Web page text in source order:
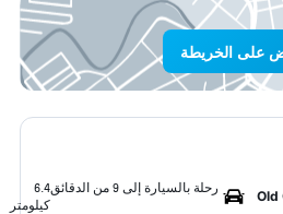
على الخريطة
Old
رحلة بالسيارة إلى 9 من الدقائق
6.4
كيلومتر